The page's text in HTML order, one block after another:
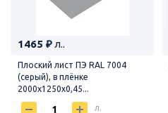
1465 ₽ л..
Плоский лист ПЭ RAL 7004
(серый), в плёнке
2000х1250х0,45...
л.